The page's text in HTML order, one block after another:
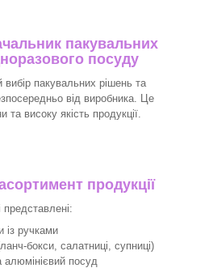
пакувальних
посуду
пакувальних рішень та
від виробника. Це
та високу якість продукції.
продукції
із ручками
бокси, салатниці, супниці)
посуд